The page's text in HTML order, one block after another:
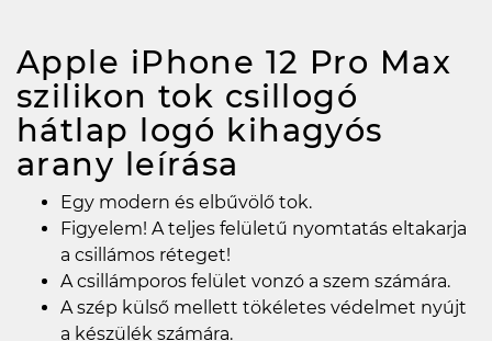
Apple iPhone 12 Pro Max
szilikon tok csillogó
hátlap logó kihagyós
arany leírása
Egy modern és elbűvölő tok.
Figyelem! A teljes felületű nyomtatás eltakarja
a csillámos réteget!
A csillámporos felület vonzó a szem számára.
A szép külső mellett tökéletes védelmet nyújt
a készülék számára.